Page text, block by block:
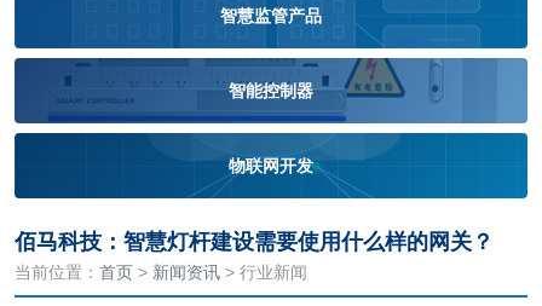
智慧监管产品
智能控制器
物联网开发
佰马科技：智慧灯杆建设需要使用什么样的网关？
当前位置： 首页 > 新闻资讯 > 行业新闻